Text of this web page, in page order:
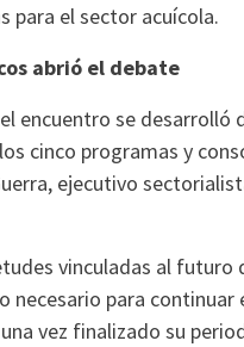
para el sector acuícola.
abrió el debate
encuentro se
cinco programas y
ejecutivo
vinculadas al
para continuar
vez finalizado su